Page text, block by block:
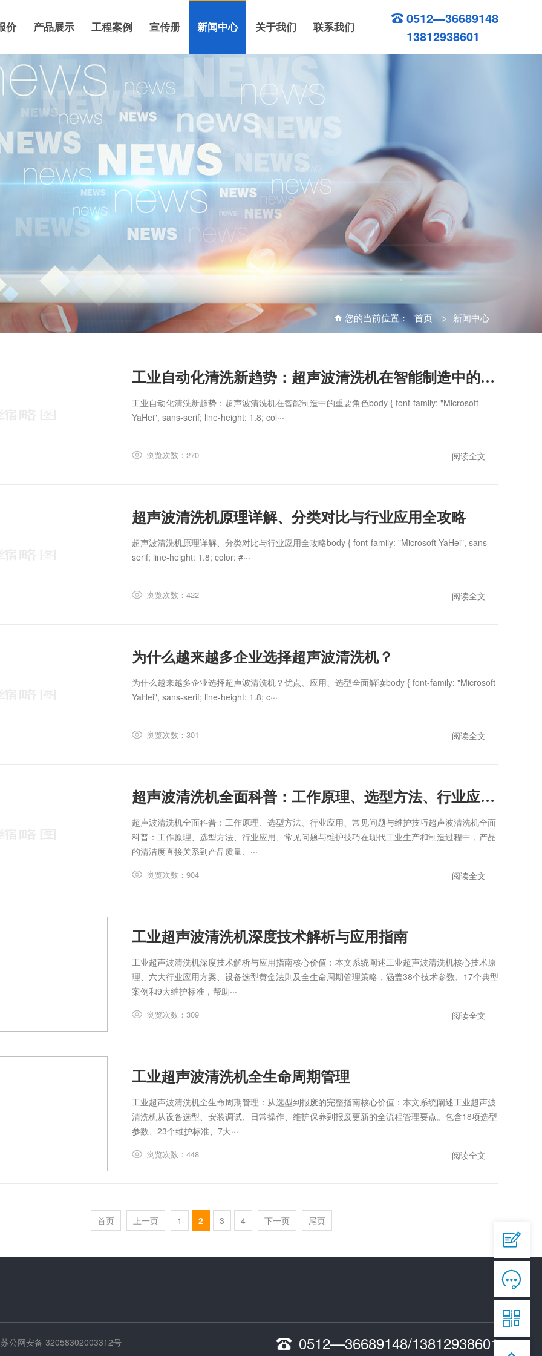
价 产品展示 工程案例 宣传册 新闻中心 关于我们 联系我们
0512—36689148
13812938601
您的当前位置： 首页 > 新闻中心
工业自动化清洗新趋势：超声波清洗机在智能制造中的重要角色
工业自动化清洗新趋势：超声波清洗机在智能制造中的重要角色body { font-family: "Microsoft
YaHei", sans-serif; line-height: 1.8; col···
浏览次数：270 阅读全文
超声波清洗机原理详解、分类对比与行业应用全攻略
超声波清洗机原理详解、分类对比与行业应用全攻略body { font-family: "Microsoft YaHei", sans-
serif; line-height: 1.8; color: #···
浏览次数：422 阅读全文
为什么越来越多企业选择超声波清洗机？
为什么越来越多企业选择超声波清洗机？优点、应用、选型全面解读body { font-family: "Microsoft
YaHei", sans-serif; line-height: 1.8; c···
浏览次数：301 阅读全文
超声波清洗机全面科普：工作原理、选型方法、行业应用、常见问题与维护技巧
超声波清洗机全面科普：工作原理、选型方法、行业应用、常见问题与维护技巧超声波清洗机全面
科普：工作原理、选型方法、行业应用、常见问题与维护技巧在现代工业生产和制造过程中，产品
的清洁度直接关系到产品质量、···
浏览次数：904 阅读全文
工业超声波清洗机深度技术解析与应用指南
工业超声波清洗机深度技术解析与应用指南核心价值：本文系统阐述工业超声波清洗机核心技术原
理、六大行业应用方案、设备选型黄金法则及全生命周期管理策略，涵盖38个技术参数、17个典型
案例和9大维护标准，帮助···
浏览次数：309 阅读全文
工业超声波清洗机全生命周期管理
工业超声波清洗机全生命周期管理：从选型到报废的完整指南核心价值：本文系统阐述工业超声波
清洗机从设备选型、安装调试、日常操作、维护保养到报废更新的全流程管理要点。包含18项选型
参数、23个维护标准、7大···
浏览次数：448 阅读全文
首页 上一页 1 2 3 4 下一页 尾页
苏公网安备 32058302003312号 0512—36689148/13812938601



